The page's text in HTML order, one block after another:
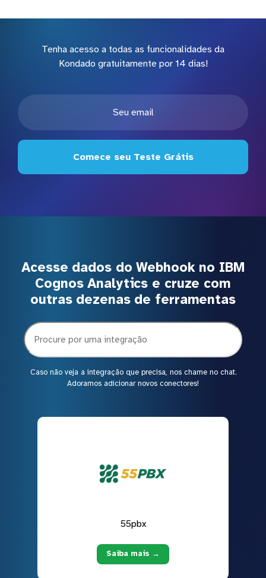
Tenha acesso a todas as funcionalidades da
Kondado gratuitamente por 14 dias!
Comece seu Teste Grátis
Acesse dados do Webhook no IBM
Cognos Analytics e cruze com
outras dezenas de ferramentas
Caso não veja a integração que precisa, nos chame no chat.
Adoramos adicionar novos conectores!
55pbx
Saiba mais →